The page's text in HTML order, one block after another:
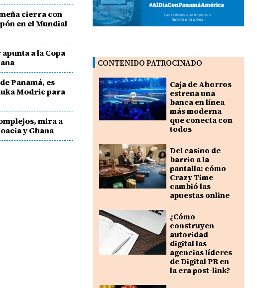
cierra con
en el Mundial
a la Copa
Panamá, es
Modric para
mira a
y Ghana
CONTENIDO PATROCINADO
Caja de Ahorros
estrena una
banca en línea
más moderna
que conecta con
todos
Del casino de
barrio a la
pantalla: cómo
Crazy Time
cambió las
apuestas online
¿Cómo
construyen
autoridad
digital las
agencias líderes
de Digital PR en
la era post-link?